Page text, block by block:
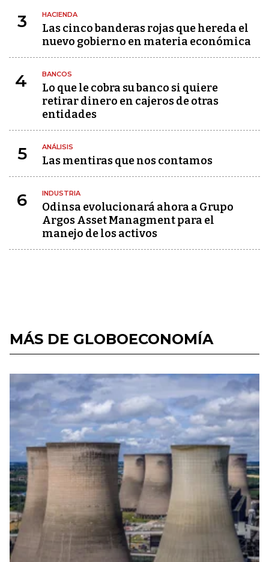
3 HACIENDA
Las cinco banderas rojas que hereda el
nuevo gobierno en materia económica
4 BANCOS
Lo que le cobra su banco si quiere
retirar dinero en cajeros de otras
entidades
5 ANÁLISIS
Las mentiras que nos contamos
6 INDUSTRIA
Odinsa evolucionará ahora a Grupo
Argos Asset Managment para el
manejo de los activos
MÁS DE GLOBOECONOMÍA